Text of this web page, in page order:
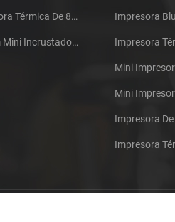
EP-380CK Impresora Térmica De 80 Mm Con Bloqueo De La Tapa
TTL DC12V 58mm Mini Incrustado Taxi De La Impresora Térmica De Recibos
Impresora
Mini
Mini
Impresora
Impresora